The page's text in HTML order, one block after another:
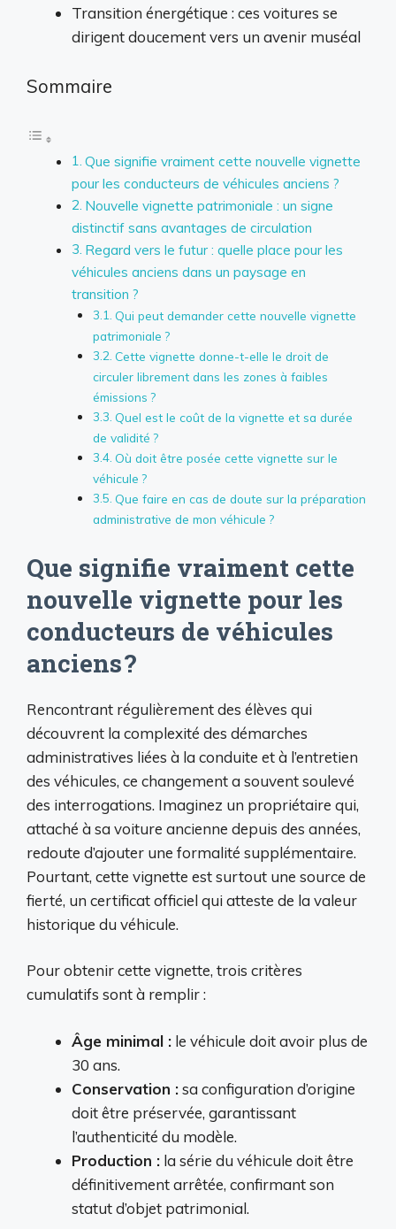
Transition énergétique : ces voitures se
dirigent doucement vers un avenir muséal
Sommaire
Que signifie vraiment cette nouvelle vignette
pour les conducteurs de véhicules anciens ?
Nouvelle vignette patrimoniale : un signe
distinctif sans avantages de circulation
Regard vers le futur : quelle place pour les
véhicules anciens dans un paysage en
transition ?
Qui peut demander cette nouvelle vignette
patrimoniale ?
Cette vignette donne-t-elle le droit de
circuler librement dans les zones à faibles
émissions ?
Quel est le coût de la vignette et sa durée
de validité ?
Où doit être posée cette vignette sur le
véhicule ?
Que faire en cas de doute sur la préparation
administrative de mon véhicule ?
Que signifie vraiment cette
nouvelle vignette pour les
conducteurs de véhicules
anciens ?
Rencontrant régulièrement des élèves qui
découvrent la complexité des démarches
administratives liées à la conduite et à l’entretien
des véhicules, ce changement a souvent soulevé
des interrogations. Imaginez un propriétaire qui,
attaché à sa voiture ancienne depuis des années,
redoute d’ajouter une formalité supplémentaire.
Pourtant, cette vignette est surtout une source de
fierté, un certificat officiel qui atteste de la valeur
historique du véhicule.
Pour obtenir cette vignette, trois critères
cumulatifs sont à remplir :
Âge minimal : le véhicule doit avoir plus de
30 ans.
Conservation :sa configuration d’origine
doit être préservée, garantissant
l’authenticité du modèle.
Production : la série du véhicule doit être
définitivement arrêtée, confirmant son
statut d’objet patrimonial.